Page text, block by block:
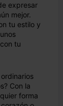
expresar
mejor.
tu estilo y
tu
Con la
forma